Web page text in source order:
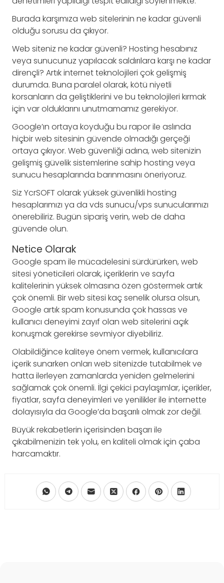
Burada karşımıza web sitelerinin ne kadar güvenli
olduğu sorusu da çıkıyor.
Web siteniz ne kadar güvenli? Hosting hesabınız
veya sunucunuz yapılacak saldırılara karşı ne kadar
dirençli? Artık internet teknolojileri çok gelişmiş
durumda. Buna paralel olarak, kötü niyetli
korsanların da geliştiklerini ve bu teknolojileri kırmak
için var olduklarını unutmamamız gerekiyor.
Google’ın ortaya koyduğu bu rapor ile aslında
hiçbir web sitesinin güvende olmadığı gerçeği
ortaya çıkıyor. Web güvenliği adına, web sitenizin
gelişmiş güvelik sistemlerine sahip hosting veya
sunucu hesaplarında barınmasını öneriyoruz.
Siz YcrSOFT olarak yüksek güvenlikli hosting
hesaplarımızı ya da vds sunucu/vps sunucularımızı
önerebiliriz. Bugün sipariş verin, web de daha
güvende olun.
Netice Olarak
Google spam ile mücadelesini sürdürürken, web
sitesi yöneticileri olarak, içeriklerin ve sayfa
kalitelerinin yüksek olmasına özen göstermek artık
çok önemli. Bir web sitesi kaç senelik olursa olsun,
Google artık spam konusunda çok hassas ve
kullanıcı deneyimi zayıf olan web sitelerini açık
konuşmak gerekirse sevmiyor diyebiliriz.
Olabildiğince kaliteye önem vermek, kullanıcılara
içerik sunarken onları web sitenizde tutabilmek ve
hatta ilerleyen zamanlarda yeniden gelmelerini
sağlamak çok önemli. İlgi çekici paylaşımlar, içerikler,
fiyatlar, sayfa deneyimleri ve yenilikler ile internette
dolayısıyla da Google’da başarılı olmak zor değil.
Büyük rekabetlerin içerisinden başarı ile
çıkabilmenizin tek yolu, en kaliteli olmak için çaba
harcamaktır.